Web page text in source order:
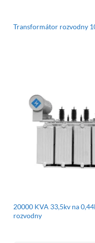
Transformátor rozvodny
20000 KVA 33,5kv na
rozvodny